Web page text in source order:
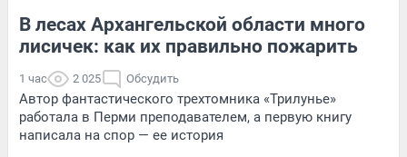
В лесах Архангельской области много
лисичек: как их правильно пожарить
1 час 2 025 Обсудить
Автор фантастического трехтомника «Трилунье»
работала в Перми преподавателем, а первую книгу
написала на спор — ее история